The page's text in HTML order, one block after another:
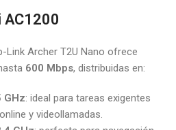
AC1200
Link Archer T2U Nano ofrece
600 Mbps, distribuidas en:
GHz: ideal para tareas exigentes
y videollamadas.